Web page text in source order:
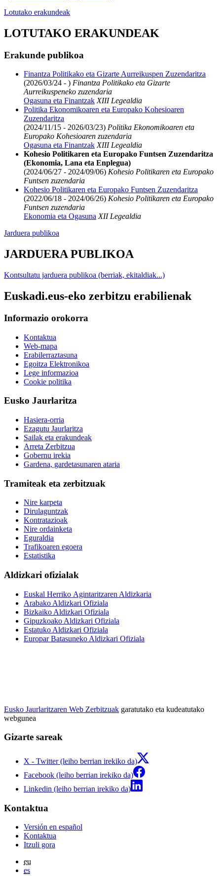
Lotutako erakundeak
LOTUTAKO ERAKUNDEAK
Erakunde publikoa
Finantza Politikako eta Gizarte Aurreikuspen Zuzendaritza
(2026/03/24 - ) Finantza Politikako eta Gizarte
Aurreikuspeneko zuzendaria
Ogasuna eta Finantzak XIII Legealdia
Politika Ekonomikoaren eta Europako Kohesioaren
Zuzendaritza
(2024/11/15 - 2026/03/23) Politika Ekonomikoaren eta
Europako Kohesioaren zuzendaria
Ogasuna eta Finantzak XIII Legealdia
Kohesio Politikaren eta Europako Funtsen Zuzendaritza
(Ekonomia, Lana eta Enplegua)
(2024/06/27 - 2024/09/06) Kohesio Politikaren eta Europako
Funtsen zuzendaria
Kohesio Politikaren eta Europako Funtsen Zuzendaritza
(2022/06/18 - 2024/06/26) Kohesio Politikaren eta Europako
Funtsen zuzendaria
Ekonomia eta Ogasuna XII Legealdia
Jarduera publikoa
JARDUERA PUBLIKOA
Kontsultatu jarduera publikoa (berriak, ekitaldiak...)
Euskadi.eus-eko zerbitzu erabilienak
Informazio orokorra
Kontaktua
Web-mapa
Erabilerraztasuna
Egoitza Elektronikoa
Lege informazioa
Cookie politika
Eusko Jaurlaritza
Hasiera-orria
Ezagutu Jaurlaritza
Sailak eta erakundeak
Arreta Zerbitzua
Gobernu irekia
Gardena, gardetasunaren ataria
Tramiteak eta zerbitzuak
Nire karpeta
Dirulaguntzak
Kontratazioak
Nire ordainketa
Eguraldia
Trafikoaren egoera
Estatistika
Aldizkari ofizialak
Euskal Herriko Agintaritzaren Aldizkaria
Arabako Aldizkari Ofiziala
Bizkaiko Aldizkari Ofiziala
Gipuzkoako Aldizkari Ofiziala
Estatuko Aldizkari Ofiziala
Europar Batasuneko Aldizkari Ofiziala
Eusko Jaurlaritzaren Web Zerbitzuak garatutako eta kudeatutako
webgunea
Gizarte sareak
X - Twitter (leiho berrian irekiko da)
Facebook (leiho berrian irekiko da)
Linkedin (leiho berrian irekiko da)
Kontaktua
Versión en español
Kontaktua
Itzuli gora
eu
es